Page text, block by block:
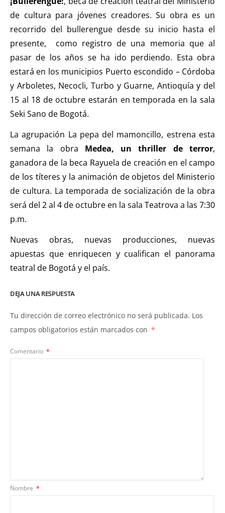
de cultura para jóvenes creadores. Su obra es un
recorrido del bullerengue desde su inicio hasta el
presente, como registro de una memoria que al
pasar de los años se ha ido perdiendo. Esta obra
estará en los municipios Puerto escondido – Córdoba
y Arboletes, Necocli, Turbo y Guarne, Antioquía y del
15 al 18 de octubre estarán en temporada en la sala
Seki Sano de Bogotá.
La agrupación La pepa del mamoncillo, estrena esta
semana la obra Medea, un thriller de terror,
ganadora de la beca Rayuela de creación en el campo
de los títeres y la animación de objetos del Ministerio
de cultura. La temporada de socialización de la obra
será del 2 al 4 de octubre en la sala Teatrova a las 7:30
p.m.
Nuevas obras, nuevas producciones, nuevas
apuestas que enriquecen y cualifican el panorama
teatral de Bogotá y el país.
DEJA UNA RESPUESTA
Tu dirección de correo electrónico no será publicada. Los
campos obligatorios están marcados con *
Comentario *
Nombre *